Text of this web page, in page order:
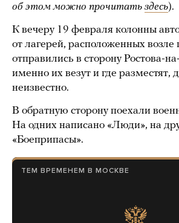
об этом можно прочитать здесь).
К вечеру 19 февраля колонны
от лагерей, расположенных возле
отправились в сторону Ростова-
именно их везут и где разместят,
неизвестно.
В обратную сторону поехали
На одних написано «Люди», на
«Боеприпасы».
ТЕМ ВРЕМЕНЕМ В МОСКВЕ